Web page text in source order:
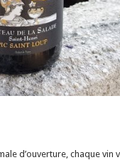
d’ouverture, chaque vin